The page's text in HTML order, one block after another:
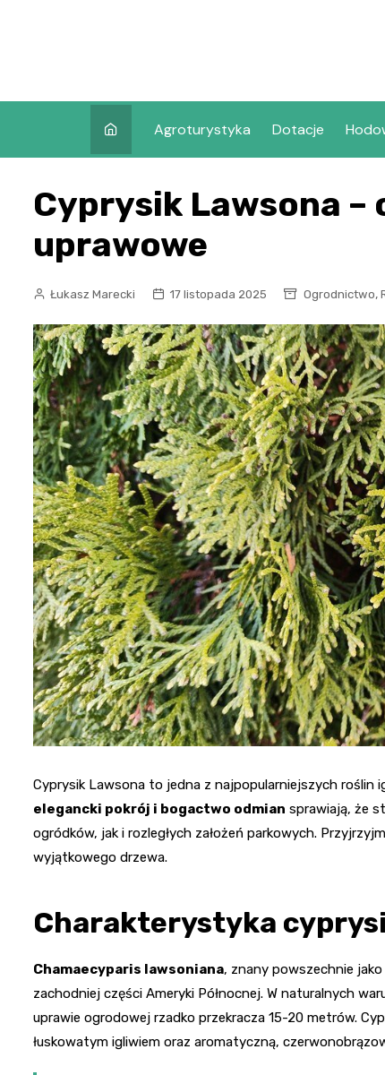
Agroturystyka Dotacje
Cyprysik Lawsona –
uprawowe
Łukasz Marecki 17 listopada 2025 Ogrodnictwo,
Cyprysik Lawsona to jedna z najpopularniejszych
elegancki pokrój i bogactwo odmian sprawiają, że
ogródków, jak i rozległych założeń parkowych.
wyjątkowego drzewa.
Charakterystyka
Chamaecyparis lawsoniana, znany powszechnie
zachodniej części Ameryki Północnej. W naturalnych
uprawie ogrodowej rzadko przekracza 15-20 metrów.
łuskowatym igliwiem oraz aromatyczną,